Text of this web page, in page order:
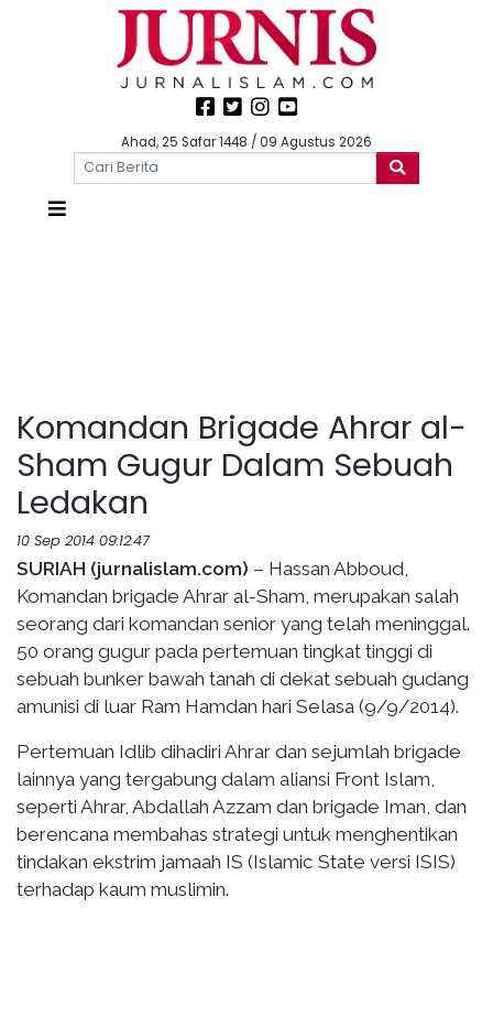
Ahad, 25 Safar 1448 / 09 Agustus 2026
Komandan Brigade Ahrar al-
Sham Gugur Dalam Sebuah
Ledakan
10 Sep 2014 09:12:47
SURIAH (jurnalislam.com) – Hassan Abboud,
Komandan brigade Ahrar al-Sham, merupakan salah
seorang dari komandan senior yang telah meninggal.
50 orang gugur pada pertemuan tingkat tinggi di
sebuah bunker bawah tanah di dekat sebuah gudang
amunisi di luar Ram Hamdan hari Selasa (9/9/2014).
Pertemuan Idlib dihadiri Ahrar dan sejumlah brigade
lainnya yang tergabung dalam aliansi Front Islam,
seperti Ahrar, Abdallah Azzam dan brigade Iman, dan
berencana membahas strategi untuk menghentikan
tindakan ekstrim jamaah IS (Islamic State versi ISIS)
terhadap kaum muslimin.